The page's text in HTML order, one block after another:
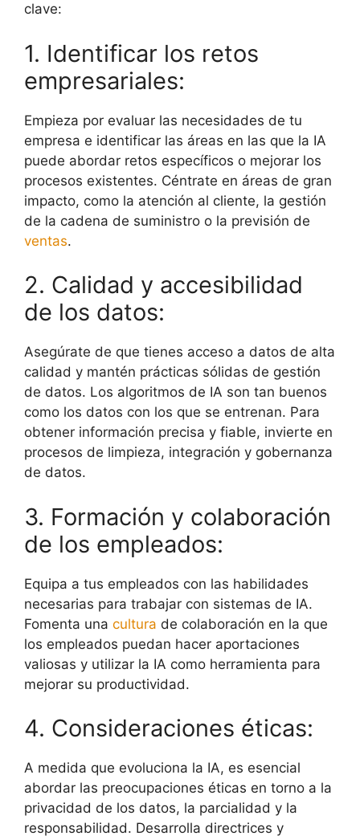
clave:
1. Identificar los retos
empresariales:
Empieza por evaluar las necesidades de tu
empresa e identificar las áreas en las que la IA
puede abordar retos específicos o mejorar los
procesos existentes. Céntrate en áreas de gran
impacto, como la atención al cliente, la gestión
de la cadena de suministro o la previsión de
ventas.
2. Calidad y accesibilidad
de los datos:
Asegúrate de que tienes acceso a datos de alta
calidad y mantén prácticas sólidas de gestión
de datos. Los algoritmos de IA son tan buenos
como los datos con los que se entrenan. Para
obtener información precisa y fiable, invierte en
procesos de limpieza, integración y gobernanza
de datos.
3. Formación y colaboración
de los empleados:
Equipa a tus empleados con las habilidades
necesarias para trabajar con sistemas de IA.
Fomenta una cultura de colaboración en la que
los empleados puedan hacer aportaciones
valiosas y utilizar la IA como herramienta para
mejorar su productividad.
4. Consideraciones éticas:
A medida que evoluciona la IA, es esencial
abordar las preocupaciones éticas en torno a la
privacidad de los datos, la parcialidad y la
responsabilidad. Desarrolla directrices y